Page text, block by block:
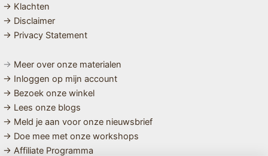
→ Klachten
→ Disclaimer
→ Privacy Statement
→ Meer over onze materialen
→ Inloggen op mijn account
→ Bezoek onze winkel
→ Lees onze blogs
→ Meld je aan voor onze nieuwsbrief
→ Doe mee met onze workshops
→ Affiliate Programma